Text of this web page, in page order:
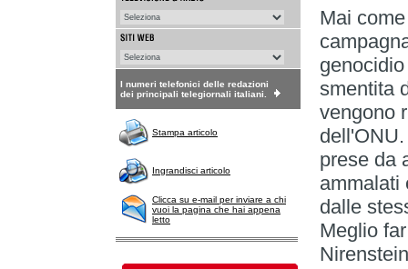
I numeri telefonici delle redazioni
dei principali telegiornali italiani.
Stampa articolo
Ingrandisci articolo
Clicca su e-mail per inviare a chi
vuoi la pagina che hai appena
letto
Mai
smentita
vengono
prese da
ammalati
dalle
Meglio